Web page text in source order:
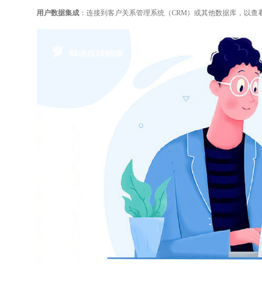
用户数据集成 ：连接到客户关系管理系统（CRM）或其他数据库，以查